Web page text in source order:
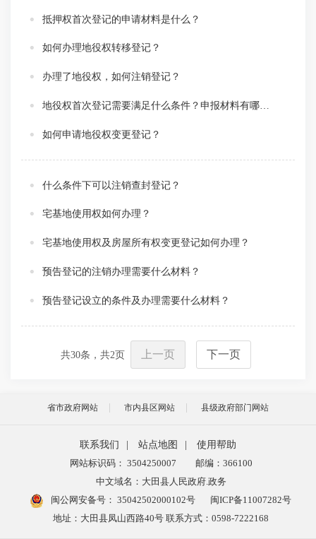
抵押权首次登记的申请材料是什么？
如何办理地役权转移登记？
办理了地役权，如何注销登记？
地役权首次登记需要满足什么条件？申报材料有哪些？
如何申请地役权变更登记？
什么条件下可以注销查封登记？
宅基地使用权如何办理？
宅基地使用权及房屋所有权变更登记如何办理？
预告登记的注销办理需要什么材料？
预告登记设立的条件及办理需要什么材料？
共30条，共2页 上一页 下一页
省市政府网站 市内县区网站 县级政府部门网站
联系我们 | 站点地图 |
使用帮助
网站标识码： 3504250007
邮编：366100
中文域名：大田县人民政府.政务
闽公网安备号： 35042502000102号
闽ICP备11007282号
地址：大田县凤山西路40号 联系方式：0598-7222168